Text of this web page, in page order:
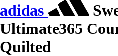
adidas
Ultimate365
Quilted